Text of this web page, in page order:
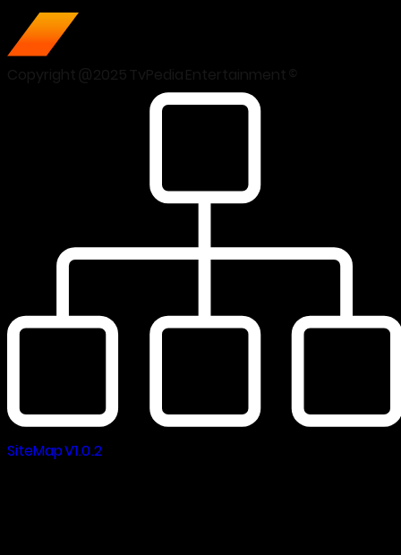
SiteMap V1.0.2